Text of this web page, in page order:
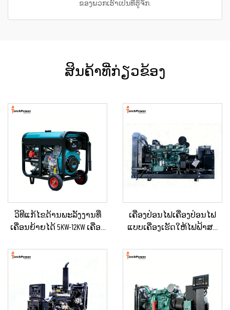
ຂອງພວກເຮົາເປັນທີ່ຮູ້ຈັກ.
ສິນຄ້າທີ່ກ່ຽວຂ້ອງ
ວິທີແກ້ໄຂດ້ານພະລັງງານທີ່
ເຄື່ອນຍ້າຍໄດ້ 5KW-12KW ເຄື່ອງ
ຮ້ານຄ້າ / ການກໍ່ສ້າງ / ການ
ສະຫງາດໄຟສຳຮອງ
ເຄື່ອງປ່ອນໄຟເຄື່ອງປ່ອນໄຟ
ແບບເຄື່ອງເຮັດໃຫ້ໄຟຟ້າສະ
ອາຄານເພື່ອການຄ້າ ແລະ
ສະຫງາດໄຟສຳຮອງ